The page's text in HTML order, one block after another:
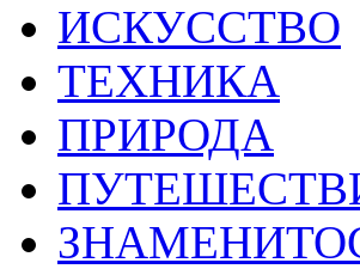
ИСКУССТВО
ТЕХНИКА
ПРИРОДА